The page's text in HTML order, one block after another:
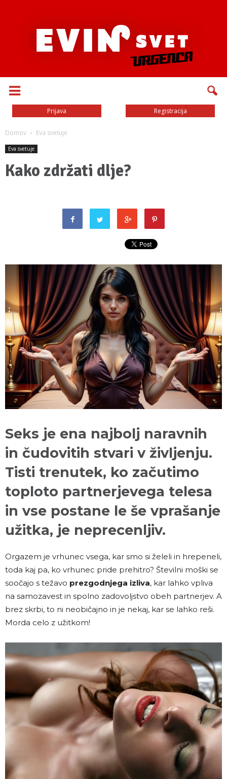
Prijava Registracija
Domov Eva svetuje
Eva svetuje
Kako zdržati dlje?
Seks je ena najbolj naravnih
in čudovitih stvari v življenju.
Tisti trenutek, ko začutimo
toploto partnerjevega telesa
in vse postane le še vprašanje
užitka, je neprecenljiv.
Orgazem je vrhunec vsega, kar smo si želeli in hrepeneli,
toda kaj pa, ko vrhunec pride prehitro? Številni moški se
soočajo s težavo prezgodnjega izliva, kar lahko vpliva
na samozavest in spolno zadovoljstvo obeh partnerjev. A
brez skrbi, to ni neobičajno in je nekaj, kar se lahko reši.
Morda celo z užitkom!